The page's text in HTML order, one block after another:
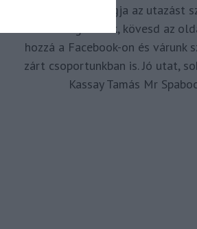
vagy, légy tagja az utazást
Közösségünknek, kövesd az
hozzá a Facebook-on és várunk
zárt csoportunkban is. Jó utat,
Kassay Tamás Mr